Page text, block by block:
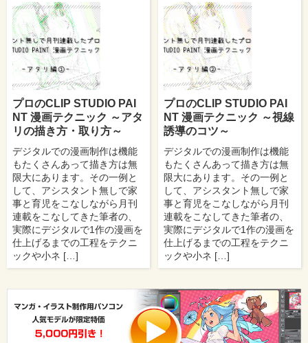
プロのCLIP STUDIO PAI
NT 漫画テクニック ～アタ
リの描き方・取り方～
デジタルでの漫画制作は機能
もたくさんあって描き方は無
限大にあります。その一例と
して、アシスタント無しで家
事と育児をこなしながら月刊
連載をこなしてきた筆者の、
実際にデジタルで1作の漫画を
仕上げるまでの工程をテクニ
ックや小ネ […]
プロのCLIP STUDIO PAI
NT 漫画テクニック ～視線
誘導のコツ～
デジタルでの漫画制作は機能
もたくさんあって描き方は無
限大にあります。その一例と
して、アシスタント無しで家
事と育児をこなしながら月刊
連載をこなしてきた筆者の、
実際にデジタルで1作の漫画を
仕上げるまでの工程をテクニ
ックや小ネ […]